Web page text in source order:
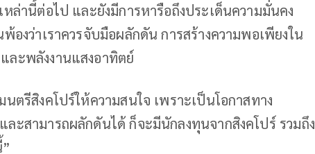
หล่านี้ต่อไป และยังมีการหารือถึงประเด็นความมั่นคง
องว่าเราควรจับมือผลักดัน การสร้างความพอเพียงใน
ละพลังงานแสงอาทิตย์
ตรีสิงคโปร์ให้ความสนใจ เพราะเป็นโอกาสทาง
ะสามารถผลักดันได้ ก็จะมีนักลงทุนจากสิงคโปร์ รวมถึง